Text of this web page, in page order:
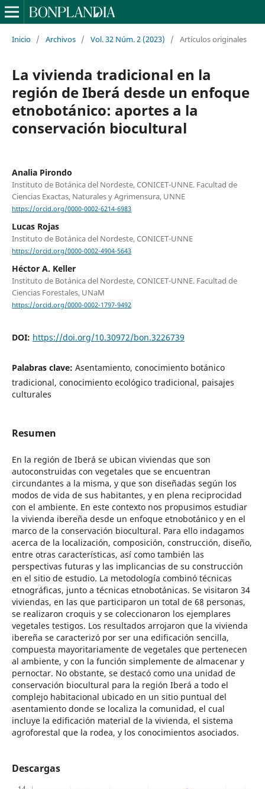
Inicio / Archivos / Vol. 32 Núm. 2 (2023) / Artículos originales
La vivienda tradicional en la
región de Iberá desde un enfoque
etnobotánico: aportes a la
conservación biocultural
Analia Pirondo
Instituto de Botánica del Nordeste, CONICET-UNNE. Facultad de
Ciencias Exactas, Naturales y Agrimensura, UNNE
https://orcid.org/0000-0002-6214-6983
Lucas Rojas
Instituto de Botánica del Nordeste, CONICET-UNNE
https://orcid.org/0000-0002-4904-5643
Héctor A. Keller
Instituto de Botánica del Nordeste, CONICET-UNNE. Facultad de
Ciencias Forestales, UNaM
https://orcid.org/0000-0002-1797-9492
DOI: https://doi.org/10.30972/bon.3226739
Palabras clave: Asentamiento, conocimiento botánico
tradicional, conocimiento ecológico tradicional, paisajes
culturales
Resumen
En la región de Iberá se ubican viviendas que son
autoconstruidas con vegetales que se encuentran
circundantes a la misma, y que son diseñadas según los
modos de vida de sus habitantes, y en plena reciprocidad
con el ambiente. En este contexto nos propusimos estudiar
la vivienda ibereña desde un enfoque etnobotánico y en el
marco de la conservación biocultural. Para ello indagamos
acerca de la localización, composición, construcción, diseño,
entre otras características, así como también las
perspectivas futuras y las implicancias de su construcción
en el sitio de estudio. La metodología combinó técnicas
etnográficas, junto a técnicas etnobotánicas. Se visitaron 34
viviendas, en las que participaron un total de 68 personas,
se realizaron croquis y se coleccionaron los ejemplares
vegetales testigos. Los resultados arrojaron que la vivienda
ibereña se caracterizó por ser una edificación sencilla,
compuesta mayoritariamente de vegetales que pertenecen
al ambiente, y con la función simplemente de almacenar y
pernoctar. No obstante, se destacó como una unidad de
conservación biocultural para la región Iberá a todo el
complejo habitacional ubicado en un sitio puntual del
asentamiento donde se localiza la comunidad, el cual
incluye la edificación material de la vivienda, el sistema
agroforestal que la rodea, y los conocimientos asociados.
Descargas